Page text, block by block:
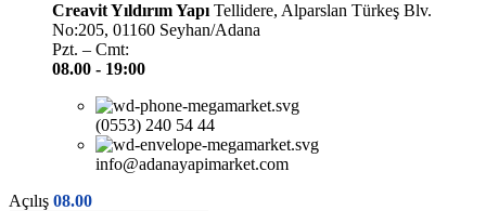
Creavit Yıldırım Yapı Tellidere, Alparslan Türkeş Blv.
No:205, 01160 Seyhan/Adana
Pzt. – Cmt:
08.00 - 19:00
(0553) 240 54 44
info@adanayapimarket.com
Açılış 08.00